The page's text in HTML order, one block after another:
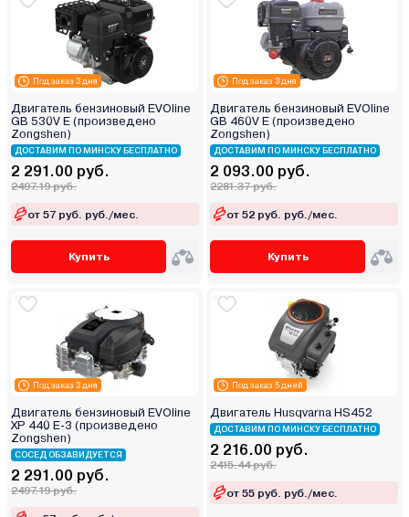
Под заказ 3 дня
Двигатель бензиновый EVOline
GB 530V E (произведено
Zongshen)
ДОСТАВИМ ПО МИНСКУ БЕСПЛАТНО
2 291.00 руб.
2497.19 руб.
от 57 руб. руб./мес.
Купить
Под заказ 3 дня
Двигатель бензиновый EVOline
GB 460V E (произведено
Zongshen)
ДОСТАВИМ ПО МИНСКУ БЕСПЛАТНО
2 093.00 руб.
2281.37 руб.
от 52 руб. руб./мес.
Купить
Под заказ 3 дня
Двигатель бензиновый EVOline
XP 440 E-3 (произведено
Zongshen)
СОСЕД ОБЗАВИДУЕТСЯ
2 291.00 руб.
2497.19 руб.
Под заказ 5 дней
Двигатель Husqvarna HS452
ДОСТАВИМ ПО МИНСКУ БЕСПЛАТНО
2 216.00 руб.
2415.44 руб.
от 55 руб. руб./мес.